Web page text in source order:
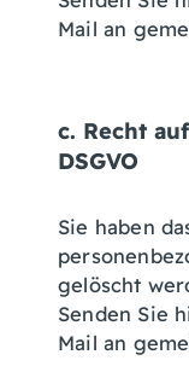
Mail an
c. Recht
DSGVO
Sie haben
gelöscht
Senden Sie
Mail an